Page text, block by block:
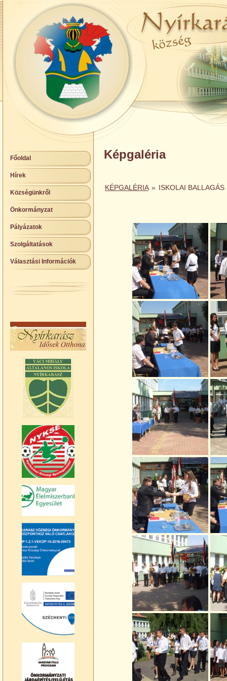
Főoldal
Hírek
Községünkről
Önkormányzat
Pályázatok
Szolgáltatások
Választási Információk
Képgaléria
KÉPGALÉRIA » ISKOLAI BALLAGÁS